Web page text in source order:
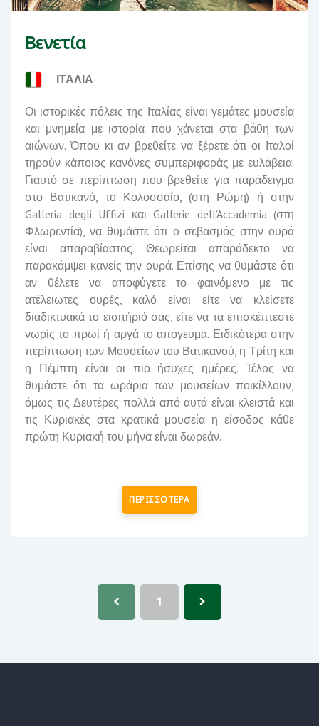
Βενετία
ΙΤΑΛΙΑ
Οι ιστορικές πόλεις της Ιταλίας είναι γεμάτες μουσεία
και μνημεία με ιστορία που χάνεται στα βάθη των
αιώνων. Όπου κι αν βρεθείτε να ξέρετε ότι οι Ιταλοί
τηρούν κάποιος κανόνες συμπεριφοράς με ευλάβεια.
Γιαυτό σε περίπτωση που βρεθείτε για παράδειγμα
στο Βατικανό, το Κολοσσαίο, (στη Ρώμη) ή στην
Galleria degli Uffizi και Gallerie dell’Accademia (στη
Φλωρεντία), να θυμάστε ότι ο σεβασμός στην ουρά
είναι απαραβίαστος. Θεωρείται απαράδεκτο να
παρακάμψει κανείς την ουρά. Επίσης να θυμάστε ότι
αν θέλετε να αποφύγετε το φαινόμενο με τις
ατέλειωτες ουρές, καλό είναι είτε να κλείσετε
διαδικτυακά το εισιτήριό σας, είτε να τα επισκέπτεστε
νωρίς το πρωί ή αργά το απόγευμα. Ειδικότερα στην
περίπτωση των Μουσείων του Βατικανού, η Τρίτη και
η Πέμπτη είναι οι πιο ήσυχες ημέρες. Τέλος να
θυμάστε ότι τα ωράρια των μουσείων ποικίλλουν,
όμως τις Δευτέρες πολλά από αυτά είναι κλειστά και
τις Κυριακές στα κρατικά μουσεία η είσοδος κάθε
πρώτη Κυριακή του μήνα είναι δωρεάν.
ΠΕΡΙΣΣΟΤΕΡΑ
1